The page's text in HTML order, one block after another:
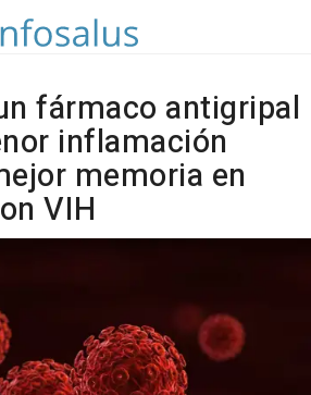
fármaco antigripal
inflamación
memoria en
VIH